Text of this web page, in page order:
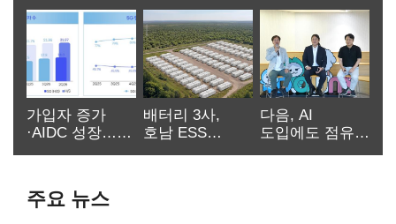
가입자 증가
·AIDC 성장…
배터리 3사,
호남 ESS
다음, AI
도입에도 점유율
주요 뉴스